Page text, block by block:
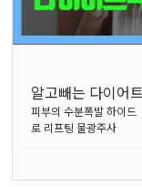
피부의 수분폭발 하이드
로 리프팅 물광주사